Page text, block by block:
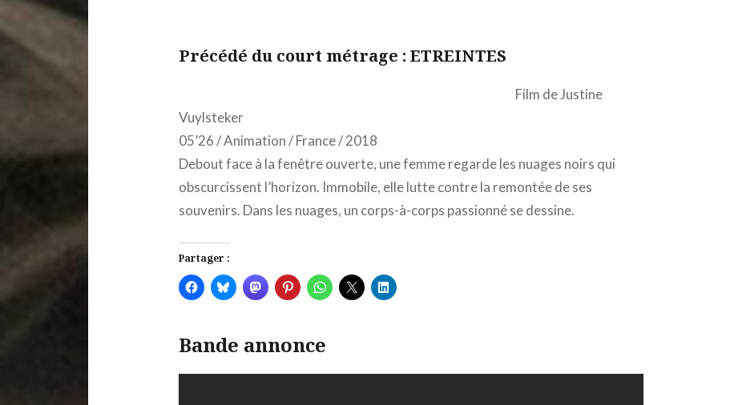
Précédé du court métrage : ETREINTES
Film de Justine
Vuylsteker
05’26 / Animation / France / 2018
Debout face à la fenêtre ouverte, une femme regarde les nuages noirs qui
obscurcissent l’horizon. Immobile, elle lutte contre la remontée de ses
souvenirs. Dans les nuages, un corps-à-corps passionné se dessine.
Partager :
Bande annonce